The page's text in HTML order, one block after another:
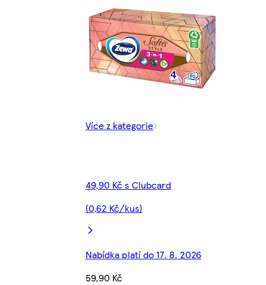
Více z kategorie
49,90 Kč s Clubcard
(0,62 Kč/kus)
Nabídka platí do 17. 8. 2026
59,90 Kč